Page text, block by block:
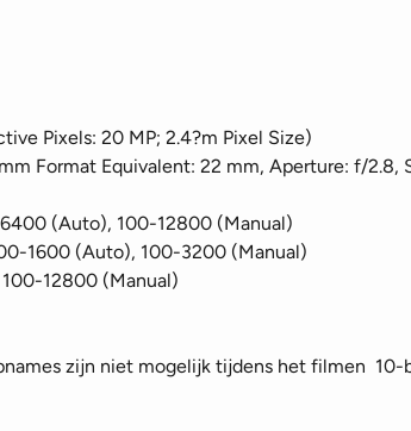
Pixels: 20 MP; 2.4?m Pixel Size)
Format Equivalent: 22 mm, Aperture: f/2.8,
(Auto), 100-12800 (Manual)
1600 (Auto), 100-3200 (Manual)
12800 (Manual)
zijn niet mogelijk tijdens het filmen 10-